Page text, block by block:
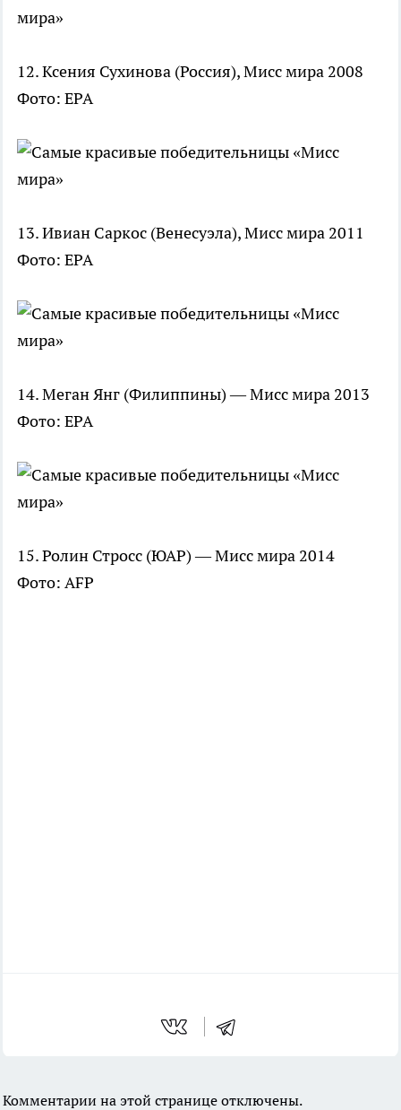
12. Ксения Сухинова (Россия), Мисс мира 2008
Фото: EPA
13. Ивиан Саркос (Венесуэла), Мисс мира 2011
Фото: EPA
14. Меган Янг (Филиппины) — Мисс мира 2013
Фото: EPA
15. Ролин Стросс (ЮАР) — Мисс мира 2014
Фото: AFP
Комментарии на этой странице отключены.